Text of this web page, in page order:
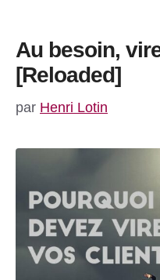
Au besoin,
[Reloaded]
par Henri Lotin